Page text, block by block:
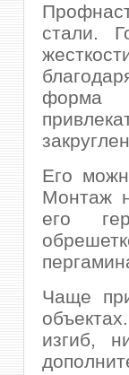
стали.
форма
Его
Монтаж
его
Чаще
изгиб,